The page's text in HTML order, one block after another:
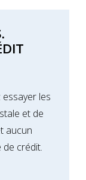
les
et de
aucun
de crédit.